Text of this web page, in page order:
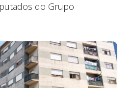
do Grupo